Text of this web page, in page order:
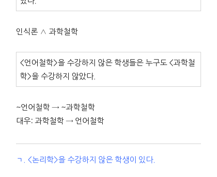
인식론 ∧ 과학철학
<언어철학>을 수강하지 않은 학생들은 누구도 <과학철
학>을 수강하지 않았다.
~언어철학 → ~과학철학
대우: 과학철학 → 언어철학
ㄱ. <논리학>을 수강하지 않은 학생이 있다.